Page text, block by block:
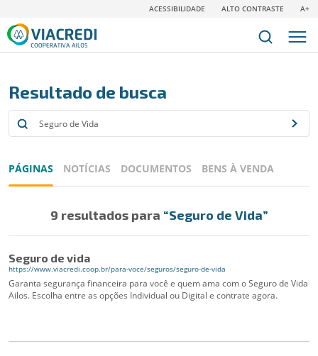
ACESSIBILIDADE ALTO CONTRASTE A+
Resultado de busca
PÁGINAS NOTÍCIAS DOCUMENTOS BENS À VENDA
9 resultados para “Seguro de Vida”
Seguro de vida
https://www.viacredi.coop.br/para-voce/seguros/seguro-de-vida
Garanta segurança financeira para você e quem ama com o Seguro de Vida
Ailos. Escolha entre as opções Individual ou Digital e contrate agora.